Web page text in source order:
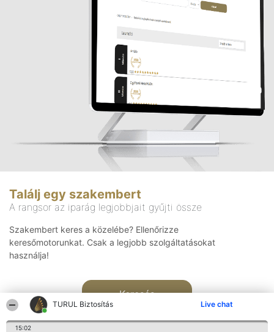
TURUL Biztosítás Live chat
15:02
Találj egy szakembert
A rangsor az iparág legjobbjait gyűjti össze
Szakembert keres a közelébe? Ellenőrizze
keresőmotorunkat. Csak a legjobb szolgáltatásokat
használja!
Keresés